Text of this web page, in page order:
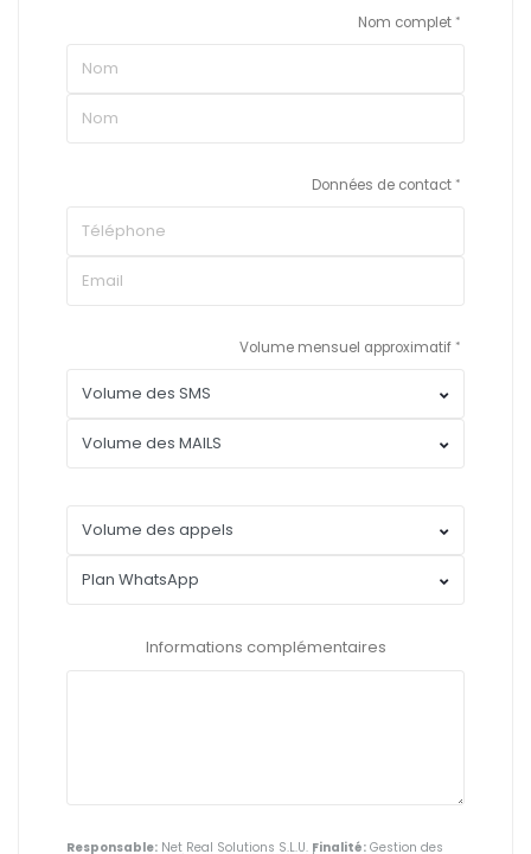
Nom complet
Données de contact
Volume mensuel approximatif
Informations complémentaires
Responsable: Net Real Solutions S.L.U. Finalité: Gestion des